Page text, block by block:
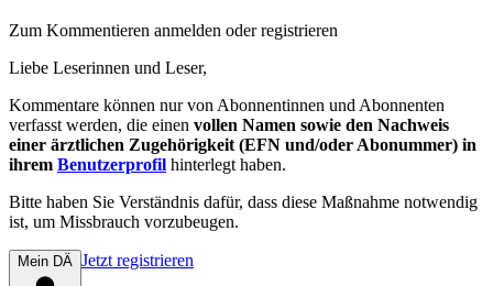
Zum Kommentieren anmelden oder registrieren
Liebe Leserinnen und Leser,
Kommentare können nur von Abonnentinnen und Abonnenten
verfasst werden, die einen vollen Namen sowie den Nachweis
einer ärztlichen Zugehörigkeit (EFN und/oder Abonummer) in
ihrem Benutzerprofil hinterlegt haben.
Bitte haben Sie Verständnis dafür, dass diese Maßnahme notwendig
ist, um Missbrauch vorzubeugen.
Mein DÄ Jetzt registrieren